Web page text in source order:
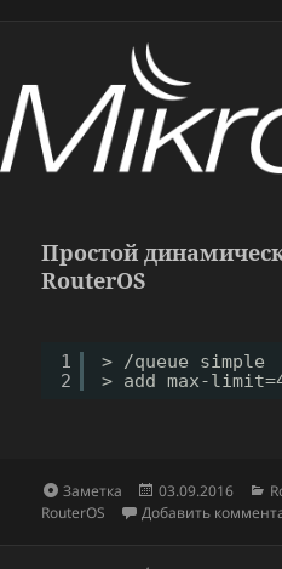
Простой
RouterOS
1
2
> /queue
simple
> add max-
Формат
Заметка Опубликовано
03.09.2016
RouterOS
Добавить